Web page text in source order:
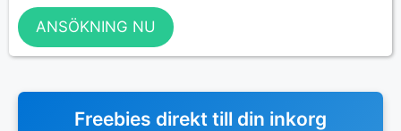
ANSÖKNING NU
Freebies direkt till din inkorg